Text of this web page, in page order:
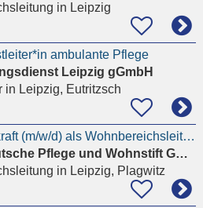
in Leipzig
ambulante Pflege
Leipzig gGmbH
in Leipzig, Eutritzsch
Pflegefachkraft (m/w/d) als Wohnbereichsleitung - Wir freuen uns auf Ihre Unterstützung!
DPUW Deutsche Pflege und Wohnstift GmbH Seniorenheim Leipzig Plagwitz
in Leipzig, Plagwitz